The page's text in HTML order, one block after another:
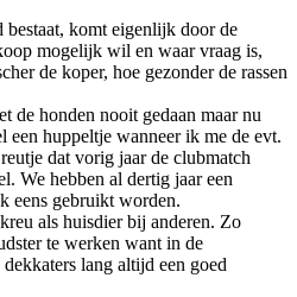
bestaat, komt eigenlijk door de
mogelijk wil en waar vraag is,
de koper, hoe gezonder de rassen
de honden nooit gedaan maar nu
een huppeltje wanneer ik me de evt.
dat vorig jaar de clubmatch
We hebben al dertig jaar een
eens gebruikt worden.
als huisdier bij anderen. Zo
te werken want in de
lang altijd een goed